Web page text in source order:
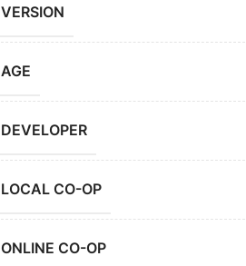
VERSION
AGE
DEVELOPER
LOCAL CO-OP
ONLINE CO-OP